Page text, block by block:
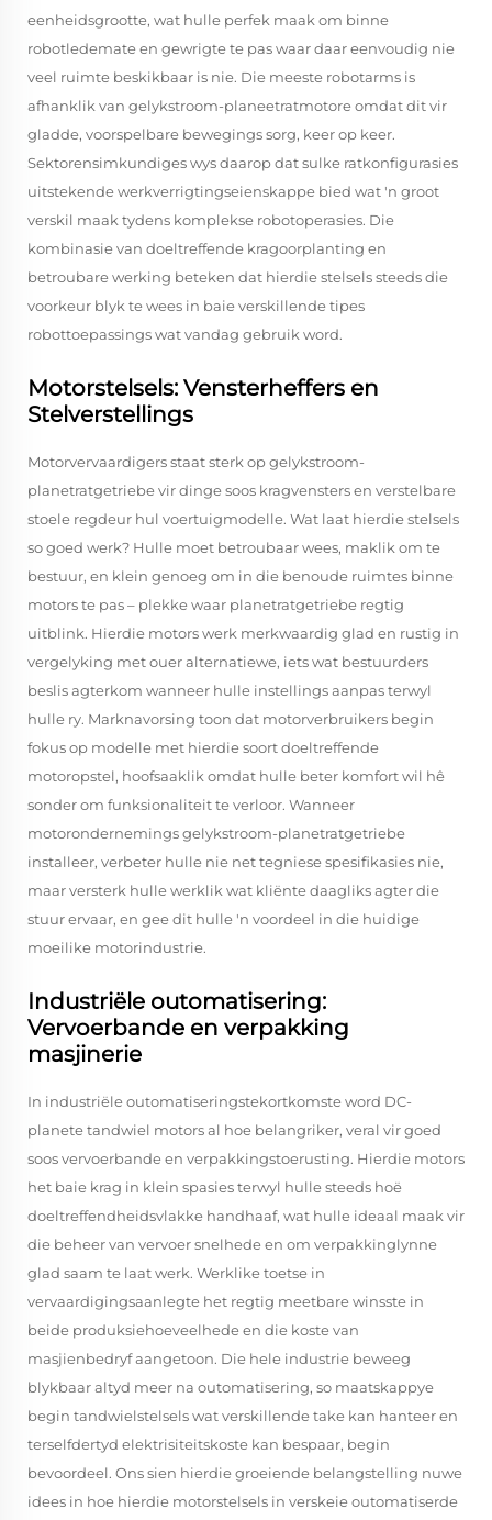
eenheidsgrootte, wat hulle perfek maak om binne
robotledemate en gewrigte te pas waar daar eenvoudig nie
veel ruimte beskikbaar is nie. Die meeste robotarms is
afhanklik van gelykstroom-planeetratmotore omdat dit vir
gladde, voorspelbare bewegings sorg, keer op keer.
Sektorensimkundiges wys daarop dat sulke ratkonfigurasies
uitstekende werkverrigtingseienskappe bied wat 'n groot
verskil maak tydens komplekse robotoperasies. Die
kombinasie van doeltreffende kragoorplanting en
betroubare werking beteken dat hierdie stelsels steeds die
voorkeur blyk te wees in baie verskillende tipes
robottoepassings wat vandag gebruik word.
Motorstelsels: Vensterheffers en
Stelverstellings
Motorvervaardigers staat sterk op gelykstroom-
planetratgetriebe vir dinge soos kragvensters en verstelbare
stoele regdeur hul voertuigmodelle. Wat laat hierdie stelsels
so goed werk? Hulle moet betroubaar wees, maklik om te
bestuur, en klein genoeg om in die benoude ruimtes binne
motors te pas – plekke waar planetratgetriebe regtig
uitblink. Hierdie motors werk merkwaardig glad en rustig in
vergelyking met ouer alternatiewe, iets wat bestuurders
beslis agterkom wanneer hulle instellings aanpas terwyl
hulle ry. Marknavorsing toon dat motorverbruikers begin
fokus op modelle met hierdie soort doeltreffende
motoropstel, hoofsaaklik omdat hulle beter komfort wil hê
sonder om funksionaliteit te verloor. Wanneer
motorondernemings gelykstroom-planetratgetriebe
installeer, verbeter hulle nie net tegniese spesifikasies nie,
maar versterk hulle werklik wat kliënte daagliks agter die
stuur ervaar, en gee dit hulle 'n voordeel in die huidige
moeilike motorindustrie.
Industriële outomatisering:
Vervoerbande en verpakking
masjinerie
In industriële outomatiseringstekortkomste word DC-
planete tandwiel motors al hoe belangriker, veral vir goed
soos vervoerbande en verpakkingstoerusting. Hierdie motors
het baie krag in klein spasies terwyl hulle steeds hoë
doeltreffendheidsvlakke handhaaf, wat hulle ideaal maak vir
die beheer van vervoer snelhede en om verpakkinglynne
glad saam te laat werk. Werklike toetse in
vervaardigingsaanlegte het regtig meetbare winsste in
beide produksiehoeveelhede en die koste van
masjienbedryf aangetoon. Die hele industrie beweeg
blykbaar altyd meer na outomatisering, so maatskappye
begin tandwielstelsels wat verskillende take kan hanteer en
terselfdertyd elektrisiteitskoste kan bespaar, begin
bevoordeel. Ons sien hierdie groeiende belangstelling nuwe
idees in hoe hierdie motorstelsels in verskeie outomatiserde